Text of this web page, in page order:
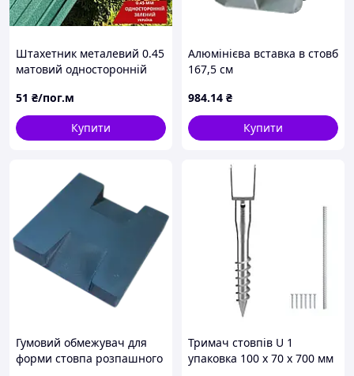
Штахетник металевий 0.45
матовий односторонній
51 ₴/пог.м
Купити
Алюмінієва вставка в стовб
167,5 см
984.14 ₴
Купити
Гумовий обмежувач для
форми стовпа розпашного
Тримач стовпів U 1
упаковка 100 x 70 x 700 мм